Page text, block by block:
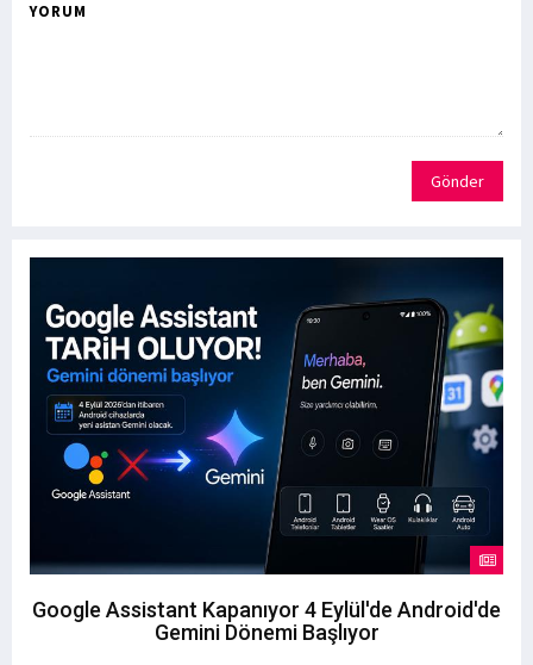
YORUM
Gönder
Google Assistant Kapanıyor 4 Eylül'de Android'de
Gemini Dönemi Başlıyor